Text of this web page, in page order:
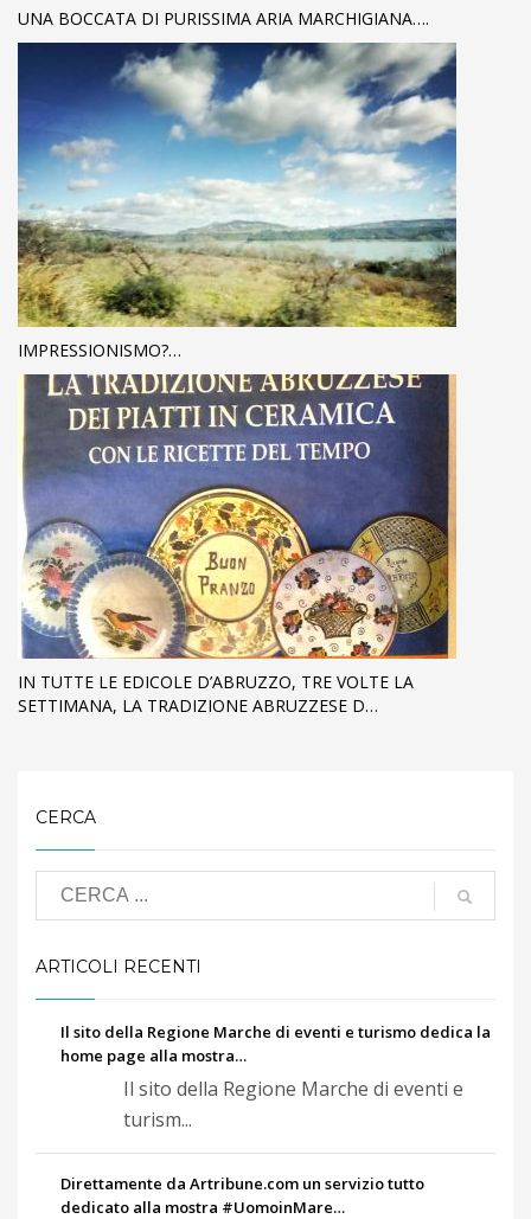
UNA BOCCATA DI PURISSIMA ARIA MARCHIGIANA….
IMPRESSIONISMO?…
IN TUTTE LE EDICOLE D’ABRUZZO, TRE VOLTE LA
SETTIMANA, LA TRADIZIONE ABRUZZESE D…
CERCA
ARTICOLI RECENTI
Il sito della Regione Marche di eventi e turismo dedica la
home page alla mostra…
Il sito della Regione Marche di eventi e
turism...
Direttamente da Artribune.com un servizio tutto
dedicato alla mostra #UomoinMare…